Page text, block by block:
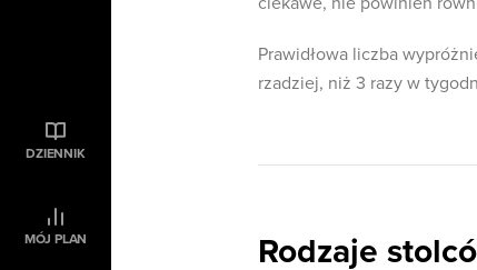
DZIENNIK
MÓJ PLAN
Prawidłowa liczba
rzadziej, niż 3 razy w
Rodzaje